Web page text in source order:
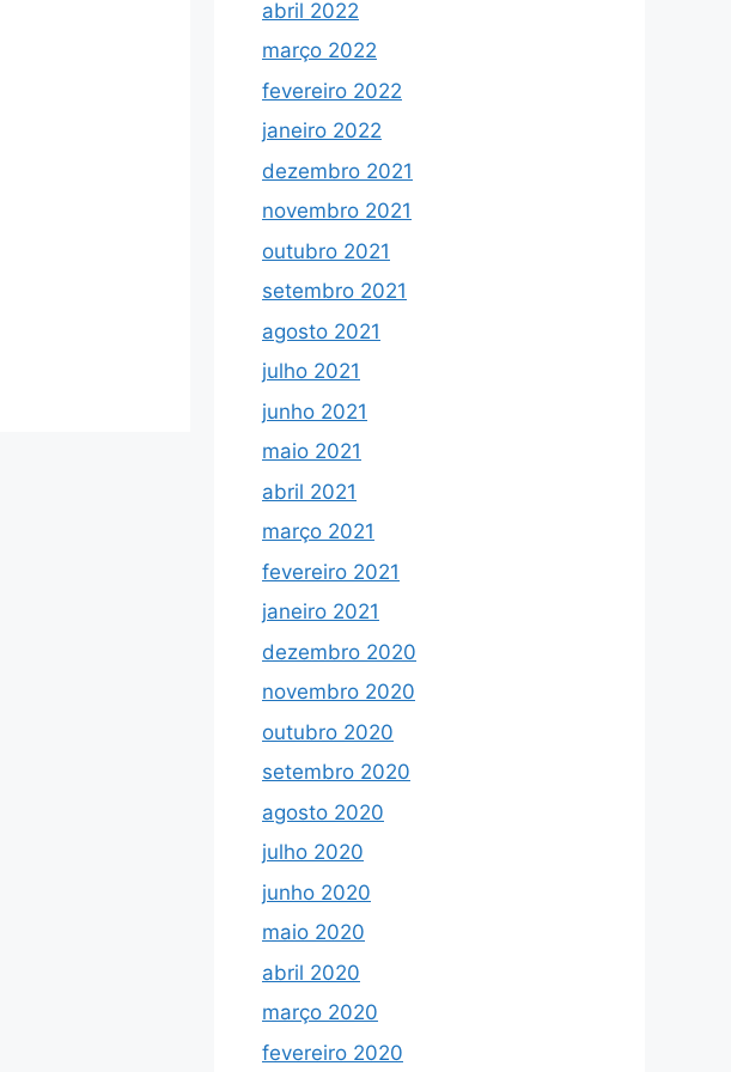
abril 2022
março 2022
fevereiro 2022
janeiro 2022
dezembro 2021
novembro 2021
outubro 2021
setembro 2021
agosto 2021
julho 2021
junho 2021
maio 2021
abril 2021
março 2021
fevereiro 2021
janeiro 2021
dezembro 2020
novembro 2020
outubro 2020
setembro 2020
agosto 2020
julho 2020
junho 2020
maio 2020
abril 2020
março 2020
fevereiro 2020